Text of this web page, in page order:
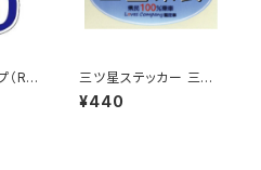
（RO
三ツ星ステッカー 三重
県民(ブルー)
¥440